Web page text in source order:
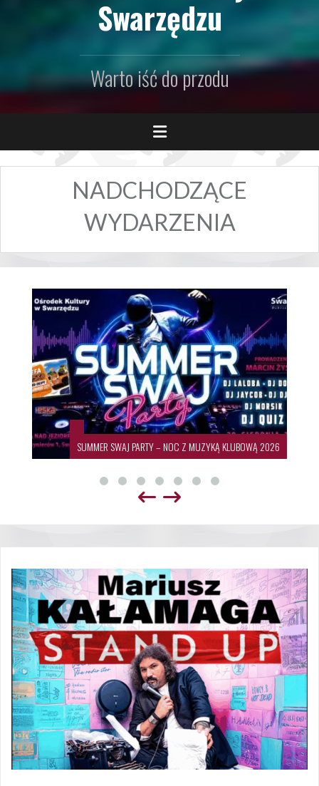
Swarzędzu
Warto iść do przodu
NADCHODZĄCE
WYDARZENIA
SUMMER SWAJ PARTY – NOC Z MUZYKĄ KLUBOWĄ 2026